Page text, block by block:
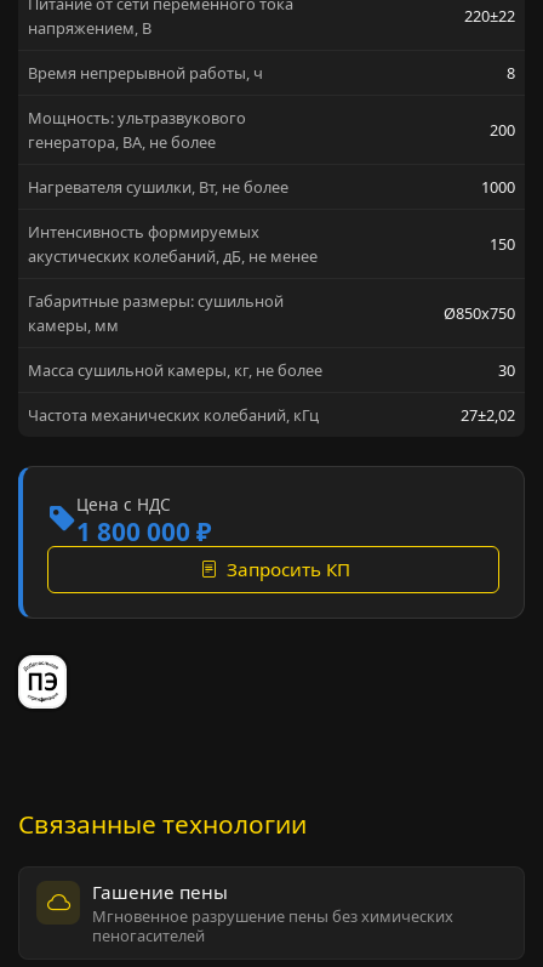
напряжением, В
220±22
Время непрерывной работы, ч 8
Мощность: ультразвукового
генератора, ВА, не более
200
Нагревателя сушилки, Вт, не более 1000
Интенсивность формируемых
акустических колебаний, дБ, не менее
150
Габаритные размеры: сушильной
камеры, мм
Ø850х750
Масса сушильной камеры, кг, не более 30
Частота механических колебаний, кГц 27±2,02
Цена с НДС
1 800 000 ₽
Запросить КП
Связанные технологии
Гашение пены
Мгновенное разрушение пены без химических
пеногасителей